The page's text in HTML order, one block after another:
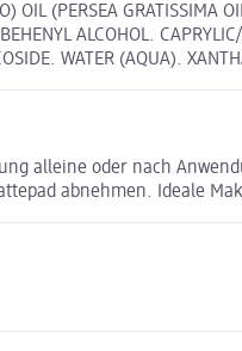
OIL (PERSEA GRATISSIMA
ALCOHOL.
WATER (AQUA).
alleine oder nach
abnehmen. Ideale